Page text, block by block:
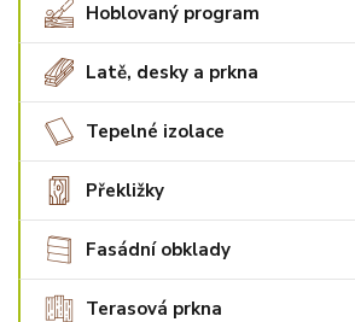
Hoblovaný program
Latě, desky a prkna
Tepelné izolace
Překližky
Fasádní obklady
Terasová prkna